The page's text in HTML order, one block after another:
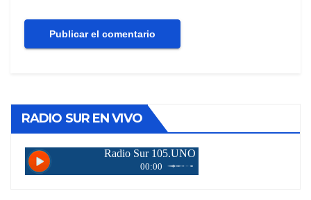
RADIO SUR EN VIVO